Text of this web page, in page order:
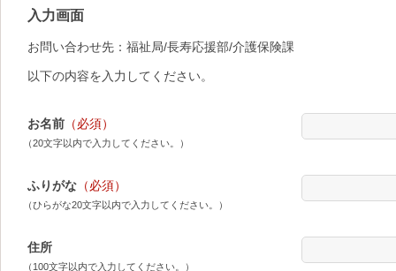
入力画面
お問い合わせ先：福祉局/長寿応援部/介護保険課
以下の内容を入力してください。
お名前 （必須）
（20文字以内で入力してください。）
ふりがな （必須）
（ひらがな20文字以内で入力してください。）
住所
（100文字以内で入力してください。）